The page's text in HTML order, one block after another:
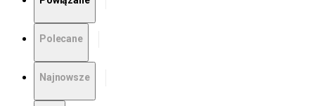
Polecane
Najnowsze